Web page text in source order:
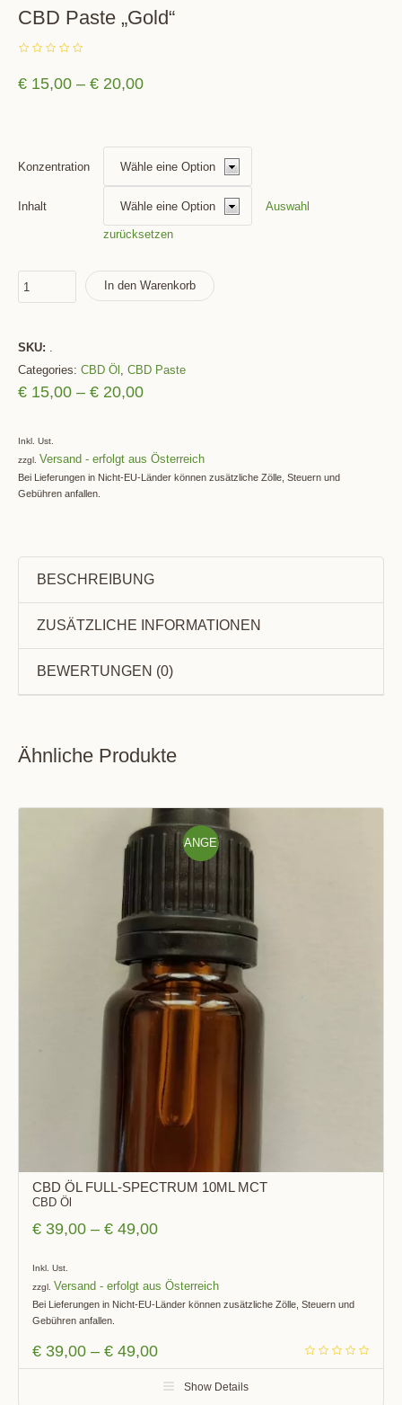
CBD Paste „Gold“
€ 15,00 – € 20,00
Konzentration
Inhalt Auswahl
zurücksetzen
In den Warenkorb
SKU: .
Categories: CBD Öl , CBD Paste
€ 15,00 – € 20,00
Inkl. Ust.
zzgl. Versand
Bei Lieferungen in Nicht-EU-Länder können zusätzliche Zölle, Steuern und
Gebühren anfallen.
BESCHREIBUNG
ZUSÄTZLICHE INFORMATIONEN
BEWERTUNGEN (0)
Ähnliche Produkte
ANGE
BOT!
CBD ÖL FULL-SPECTRUM 10ML MCT
CBD Öl
€ 39,00 –€ 49,00
Inkl. Ust.
zzgl. Versand
Bei Lieferungen in Nicht-EU-Länder können zusätzliche Zölle, Steuern und
Gebühren anfallen.
€ 39,00 –€ 49,00
Show Details